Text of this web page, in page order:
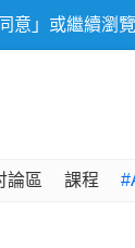
意」或繼續瀏
論區 課程